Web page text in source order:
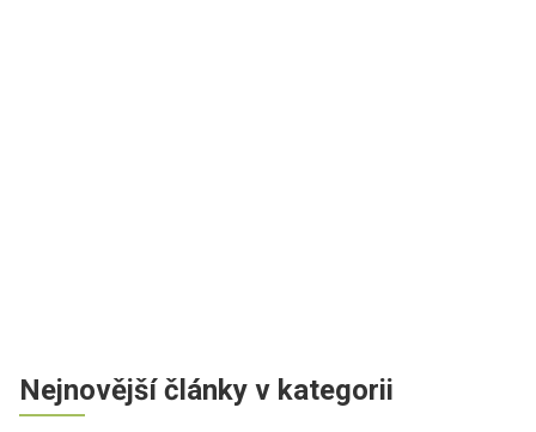
Nejnovější články v kategorii